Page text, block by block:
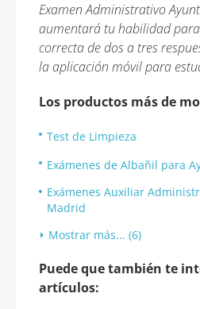
Examen Administrativo
aumentará tu habilidad
correcta de dos a tres
la aplicación móvil para
Los productos más de
Test de Limpieza
Exámenes de Albañil para
Exámenes Auxiliar
Madrid
Mostrar más... (6)
Puede que también te
artículos: